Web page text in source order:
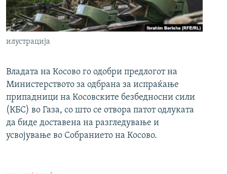
илустрација
Владата на Косово го одобри предлогот на
Министерството за одбрана за испраќање
припадници на Косовските безбедносни сили
(КБС) во Газа, со што се отвора патот одлуката
да биде доставена на разгледување и
усвојување во Собранието на Косово.